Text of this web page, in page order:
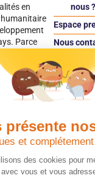
présente
et
des cookies pour
vous et vous
en
Parce
CARE met
au cœur
nous ?
Espace
Nous
?
à une
d’utilité
est
Donner
Vos dons
vos